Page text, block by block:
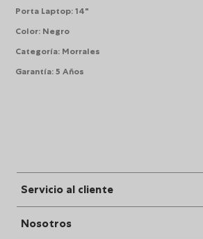
Porta Laptop:14"
Color: Negro
Categoría: Morrales
Garantía:5 Años
Servicio al cliente
Nosotros